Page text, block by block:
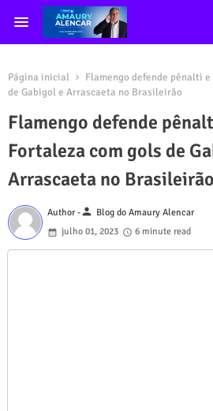
Página inicial
Flamengo defende pênalti
de Gabigol e Arrascaeta no Brasileirão
Flamengo defende
Fortaleza com gols de
Arrascaeta no Brasileirão
Author -person Blog do Amaury Alencar
julho 01, 2023
6 minute read